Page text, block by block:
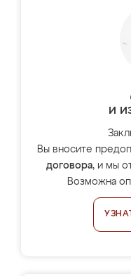
и
Вы вносите
договора, и мы
Возможна